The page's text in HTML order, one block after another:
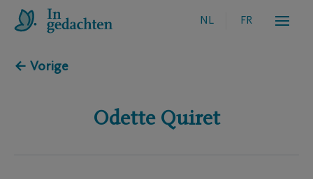
NL FR
← Vorige
Odette Quiret